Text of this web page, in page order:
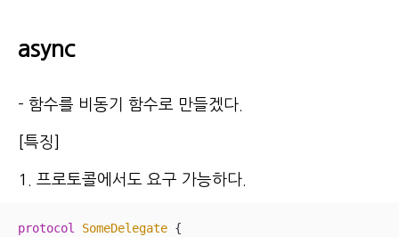
async
- 함수를 비동기 함수로 만들겠다.
[특징]
1. 프로토콜에서도 요구 가능하다.
protocol SomeDelegate {